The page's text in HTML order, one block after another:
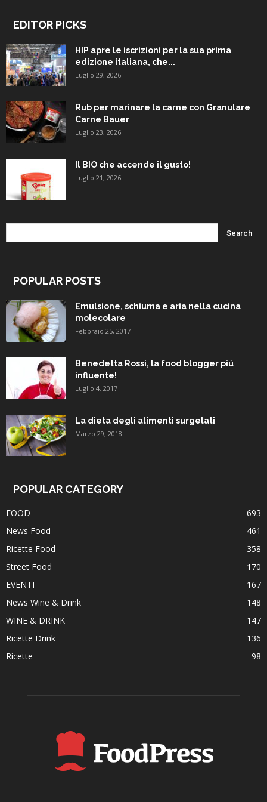
EDITOR PICKS
HIP apre le iscrizioni per la sua prima
edizione italiana, che...
Luglio 29, 2026
Rub per marinare la carne con Granulare
Carne Bauer
Luglio 23, 2026
Il BIO che accende il gusto!
Luglio 21, 2026
POPULAR POSTS
Emulsione, schiuma e aria nella cucina
molecolare
Febbraio 25, 2017
Benedetta Rossi, la food blogger piú
influente!
Luglio 4, 2017
La dieta degli alimenti surgelati
Marzo 29, 2018
POPULAR CATEGORY
FOOD
693
News Food
461
Ricette Food
358
Street Food
170
EVENTI
167
News Wine & Drink
148
WINE & DRINK
147
Ricette Drink
136
Ricette
98